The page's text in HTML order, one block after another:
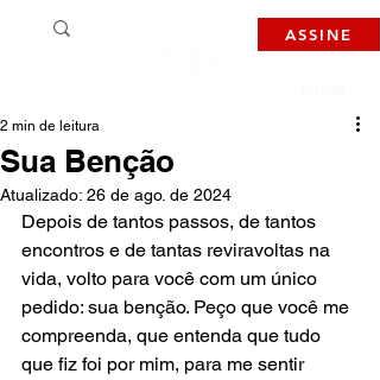
ASSINE
Sua Benção
2 min de leitura
Atualizado: 26 de ago. de 2024
Depois de tantos passos, de tantos
encontros e de tantas reviravoltas na
vida, volto para você com um único
pedido: sua benção. Peço que você me
compreenda, que entenda que tudo
que fiz foi por mim, para me sentir